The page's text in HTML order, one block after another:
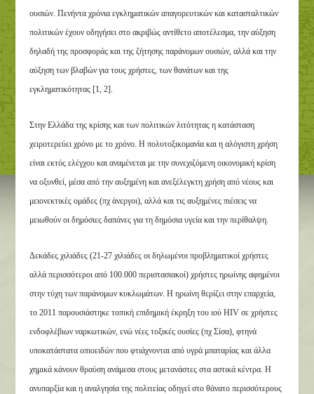
ουσιών. Πενήντα χρόνια εγκληματικών απαγορευτικών και κατασταλτικών
πολιτικών έχουν οδηγήσει στο ακριβώς αντίθετο αποτέλεσμα, την αύξηση
δηλαδή της προσφοράς και της ζήτησης παράνομων ουσιών, αλλά και την
αύξηση των βλαβών για τους χρήστες, των θανάτων και της
εγκληματικότητας [1, 2].
Στην Ελλάδα της κρίσης και των πολιτικών λιτότητας η κατάσταση
χειροτερεύει χρόνο με το χρόνο. Η πολυτοξικομανία και η αλόγιστη χρήση
είναι εκτός ελέγχου και αναμένεται με την συνεχιζόμενη οικονομική κρίση
να οξυνθεί, μέσα από την αυξημένη και ανεξέλεγκτη χρήση από νέους και
μειονεκτικές ομάδες (πχ άνεργοι), αλλά και τις αυξημένες πιέσεις να
μειωθούν οι δημόσιες δαπάνες για τη δημόσια υγεία και την περίθαλψη.
Δεκάδες χιλιάδες (21-27 χιλιάδες οι δηλωμένοι προβληματικοί χρήστες
αλλά περισσότεροι από 100.000 περιστασιακοί) χρήστες ηρωίνης αφημένοι
στην τύχη των παράνομων κυκλωμάτων. Η ηρωίνη θερίζει στην επαρχεία,
το 2011 παρουσιάστηκε τοπική επιδημική έκρηξη του ιού HIV σε χρήστες
ενδοφλέβιων ναρκωτικών, ενώ νέες τοξικές ουσίες (πχ Σίσα), φτηνά
υποκατάστατα οπιοειδών που φτιάχνονται από υγρά μπαταρίας και άλλα
χημικά κάνουν θραύση ανάμεσα στους μετανάστες στα αστικά κέντρα. Η
ανυπαρξία και η αναλγησία της πολιτείας οδηγεί στο θάνατο περισσότερους